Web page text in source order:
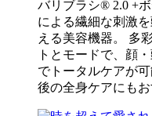
バリブラシ® 2.0 +
による繊細な刺激
える美容機器。 多
トとモードで、顔
でトータルケアが
後の全身ケアにもお